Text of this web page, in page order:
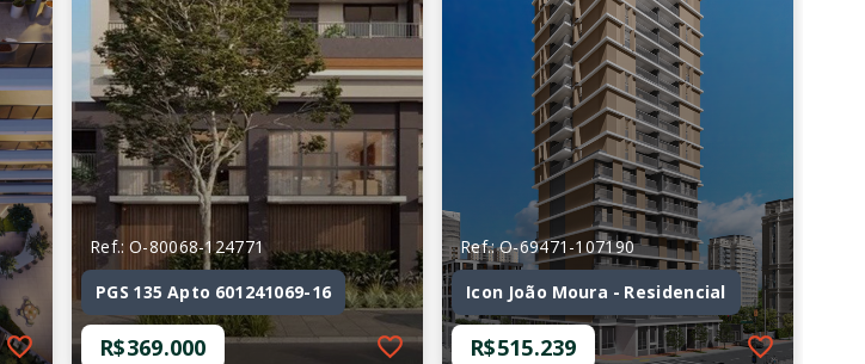
Ref.: O-80068-124771
PGS 135 Apto 601241069-16
R$369.000
Ref.: O-69471-107190
Icon João Moura - Residencial
R$515.239